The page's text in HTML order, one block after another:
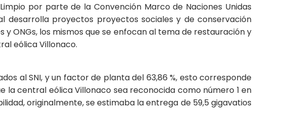
por parte de la Convención Marco de Naciones Unidas
desarrolla proyectos proyectos sociales y de conservación
ONGs, los mismos que se enfocan al tema de restauración y
eólica Villonaco.
al SNI, y un factor de planta del 63,86 %, esto corresponde
la central eólica Villonaco sea reconocida como número 1 en
originalmente, se estimaba la entrega de 59,5 gigavatios